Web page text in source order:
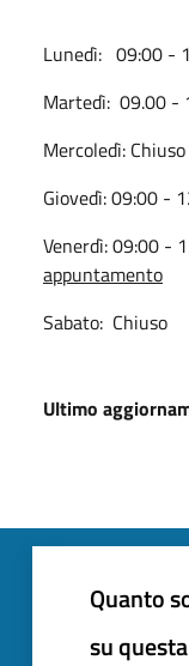
Lunedì: 09:00 -
Martedì: 09.00 -
Mercoledì: Chiuso
Giovedì: 09:00 -
Venerdì: 09:00 -
appuntamento
Sabato: Chiuso
Ultimo
Quanto
su